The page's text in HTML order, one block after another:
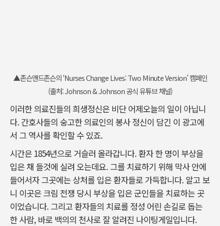
▲존슨앤드존슨의 ‘Nurses Change Lives: Two Minute Version’ 캠페인
(출처: Johnson & Johnson 공식 유튜브 채널)
이러한 의료진들의 희생정신은 비단 어제오늘의 일이 아닙니
다. 간호사들의 숭고한 의료인의 봉사 정신이 담긴 이 광고에
서 그 역사를 확인할 수 있죠.
시간은 1854년으로 거슬러 올라갑니다. 환자 한 명이 부상을
입은 채 들것에 실려 오는데요. 그를 치료하기 위해 막사 안에
들어서자 그곳에는 상처를 입은 환자들로 가득합니다. 알고 보
니 이곳은 크림 전쟁 당시 부상을 입은 군인들을 치료하는 곳
이었습니다. 그리고 환자들의 치료를 정성 어린 손길로 돕는
한 사람, 바로 백의의 천사로 잘 알려진 나이팅게일입니다.